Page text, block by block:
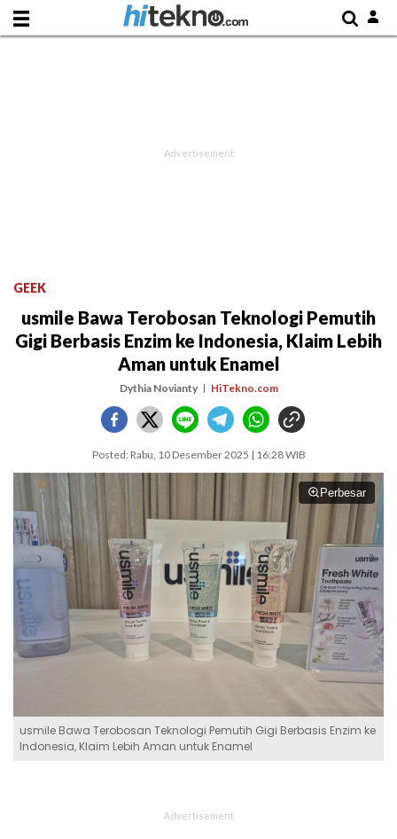
GEEK
usmile Bawa Terobosan Teknologi Pemutih
Gigi Berbasis Enzim ke Indonesia, Klaim Lebih
Aman untuk Enamel
Dythia Novianty HiTekno.com
Posted: Rabu, 10 Desember 2025 | 16:28 WIB
Perbesar
usmile Bawa Terobosan Teknologi Pemutih Gigi Berbasis Enzim ke
Indonesia, Klaim Lebih Aman untuk Enamel